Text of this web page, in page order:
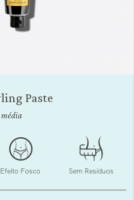
Paste
Efeito Fosco Sem Resíduos